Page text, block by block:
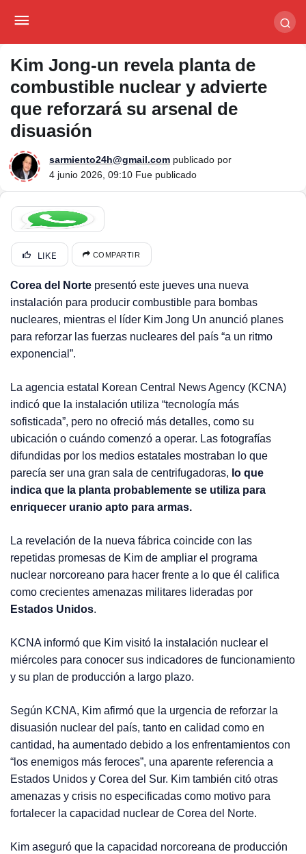
Kim Jong-un revela planta de
combustible nuclear y advierte
que reforzará su arsenal de
disuasión
sarmiento24h@gmail.com publicado por
4 junio 2026, 09:10 Fue publicado
LIKE COMPARTIR
Corea del Norte presentó este jueves una nueva
instalación para producir combustible para bombas
nucleares, mientras el líder Kim Jong Un anunció planes
para reforzar las fuerzas nucleares del país “a un ritmo
exponencial”.
La agencia estatal Korean Central News Agency (KCNA)
indicó que la instalación utiliza “tecnología más
sofisticada”, pero no ofreció más detalles, como su
ubicación o cuándo comenzó a operar. Las fotografías
difundidas por los medios estatales mostraban lo que
parecía ser una gran sala de centrifugadoras, lo que
indica que la planta probablemente se utiliza para
enriquecer uranio apto para armas.
La revelación de la nueva fábrica coincide con las
repetidas promesas de Kim de ampliar el programa
nuclear norcoreano para hacer frente a lo que él califica
como crecientes amenazas militares lideradas por
Estados Unidos.
KCNA informó que Kim visitó la instalación nuclear el
miércoles para conocer sus indicadores de funcionamiento
y su plan de producción a largo plazo.
Según KCNA, Kim afirmó que la urgencia de reforzar la
disuasión nuclear del país, tanto en calidad como en
cantidad, ha aumentado debido a los enfrentamientos con
“los enemigos más feroces”, una aparente referencia a
Estados Unidos y Corea del Sur. Kim también citó otras
amenazas y crisis no especificadas como motivo para
fortalecer la capacidad nuclear de Corea del Norte.
Kim aseguró que la capacidad norcoreana de producción
Kim Jong-un revela planta de combustible nuclear
y advierte que reforzará su arsenal de disuasión